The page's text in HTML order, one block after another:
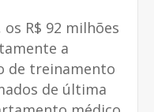
R$ 92 milhões
a
de treinamento
de última